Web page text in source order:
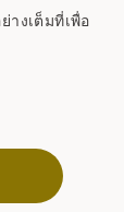
งเต็มที่เพื่อ